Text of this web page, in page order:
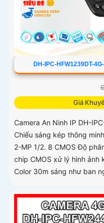
DH-IPC-HFW1239DT-
Giá
Camera An Ninh IP DH-
Chiếu sáng kép thông
2-MP 1/2. 8 CMOS Độ
chip CMOS xử lý hình ảnh
Color 30m sáng như ban